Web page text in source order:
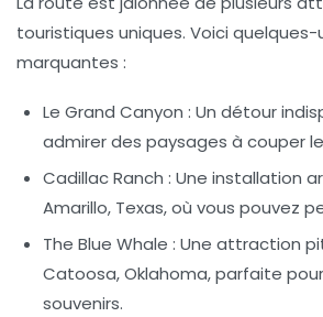
touristiques uniques. Voici quelques-
marquantes :
Le Grand Canyon : Un détour
admirer des paysages à couper
Cadillac Ranch : Une installation
Amarillo, Texas, où vous pouvez
The Blue Whale : Une attraction
Catoosa, Oklahoma, parfaite
souvenirs.